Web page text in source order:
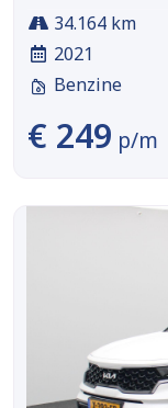
34.164 km
2021
Benzine
€ 249 p/m